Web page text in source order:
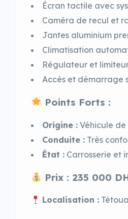
Écran tactile avec
Caméra de recul et
Jantes aluminium
Climatisation
Régulateur et
Accès et démarrage
Points Forts :
Origine : Véhicule de
Conduite : Très
État : Carrosserie et
Prix : 235 000
Localisation :